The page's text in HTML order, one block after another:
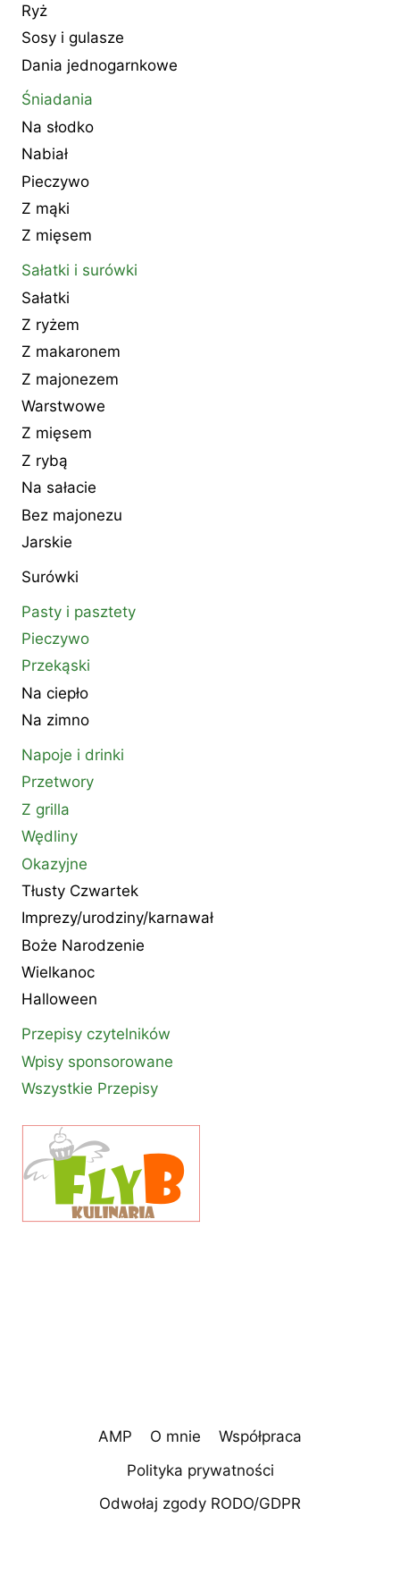
Ryż
Sosy i gulasze
Dania jednogarnkowe
Śniadania
Na słodko
Nabiał
Pieczywo
Z mąki
Z mięsem
Sałatki i surówki
Sałatki
Z ryżem
Z makaronem
Z majonezem
Warstwowe
Z mięsem
Z rybą
Na sałacie
Bez majonezu
Jarskie
Surówki
Pasty i pasztety
Pieczywo
Przekąski
Na ciepło
Na zimno
Napoje i drinki
Przetwory
Z grilla
Wędliny
Okazyjne
Tłusty Czwartek
Imprezy/urodziny/karnawał
Boże Narodzenie
Wielkanoc
Halloween
Przepisy czytelników
Wpisy sponsorowane
Wszystkie Przepisy
AMP O mnie
Współpraca
Polityka prywatności
Odwołaj zgody RODO/GDPR